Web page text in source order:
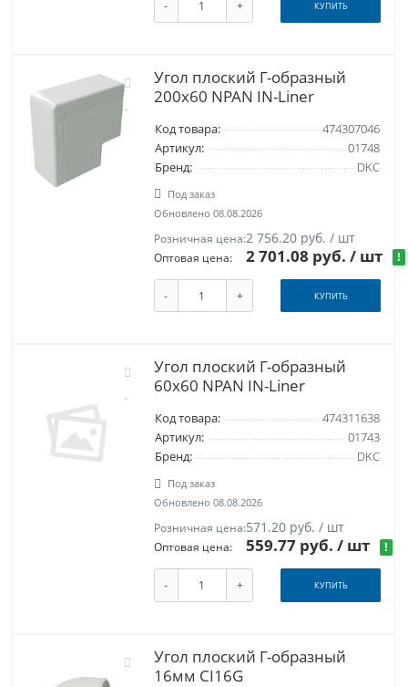
- + КУПИТЬ
Угол плоский Г-образный
200x60 NPAN IN-Liner
Код товара:
474307046
Артикул:
01748
Бренд:
DKC
Под заказ
Обновлено 08.08.2026
Розничная цена:2 756.20 руб. / шт
Оптовая цена: 2 701.08 руб./ шт !
- + КУПИТЬ
Угол плоский Г-образный
60x60 NPAN IN-Liner
Код товара:
474311638
Артикул:
01743
Бренд:
DKC
Под заказ
Обновлено 08.08.2026
Розничная цена:571.20 руб. / шт
Оптовая цена: 559.77 руб./ шт !
- + КУПИТЬ
Угол плоский Г-образный
16мм CI16G